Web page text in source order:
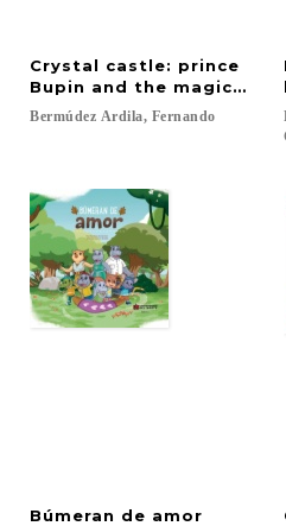
Crystal castle: prince
Bupin and the magic
Bermúdez Ardila, Fernando
Búmeran de amor